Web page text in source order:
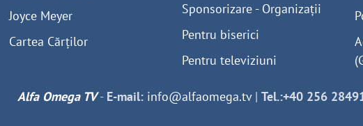
Joyce Meyer
Cartea Cărților
Sponsorizare - Organizații
Pentru biserici
Pentru televiziuni
Alfa Omega TV- E-mail: info@alfaomega.tv| Tel.:+40 256